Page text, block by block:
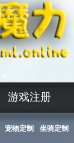
游戏注册
宠物定制 坐骑定制